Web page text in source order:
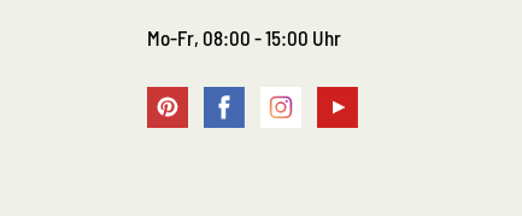
Mo-Fr, 08:00 - 15:00 Uhr